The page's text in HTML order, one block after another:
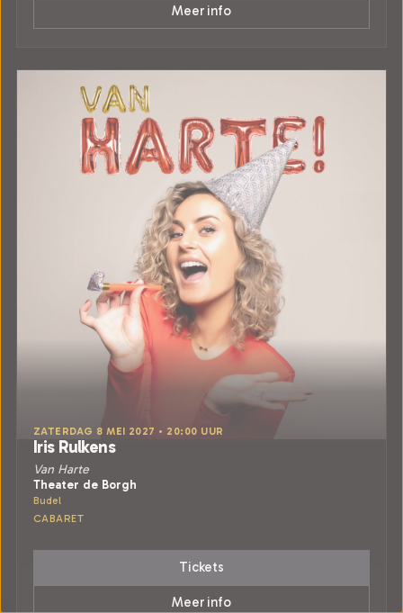
Meer info
ZATERDAG 8 MEI 2027 • 20:00 UUR
Iris Rulkens
Van Harte
Theater de Borgh
Budel
CABARET
Tickets
Meer info